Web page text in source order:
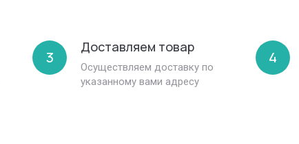
3
Доставляем товар
Осуществляем доставку по
указанному вами адресу
4